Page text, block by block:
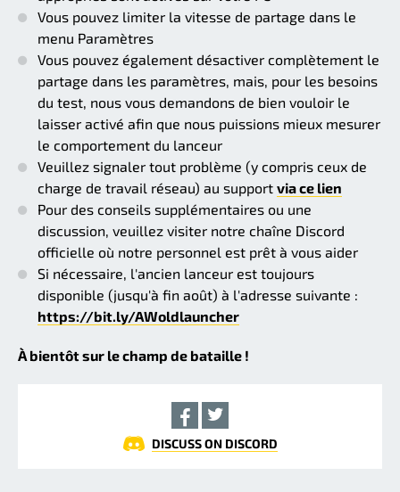
Vous pouvez limiter la vitesse de partage dans le
menu Paramètres
Vous pouvez également désactiver complètement le
partage dans les paramètres, mais, pour les besoins
du test, nous vous demandons de bien vouloir le
laisser activé afin que nous puissions mieux mesurer
le comportement du lanceur
Veuillez signaler tout problème (y compris ceux de
charge de travail réseau) au support via ce lien
Pour des conseils supplémentaires ou une
discussion, veuillez visiter notre chaîne Discord
officielle où notre personnel est prêt à vous aider
Si nécessaire, l'ancien lanceur est toujours
disponible (jusqu'à fin août) à l'adresse suivante :
https://bit.ly/AWoldlauncher
À bientôt sur le champ de bataille !
DISCUSS ON DISCORD